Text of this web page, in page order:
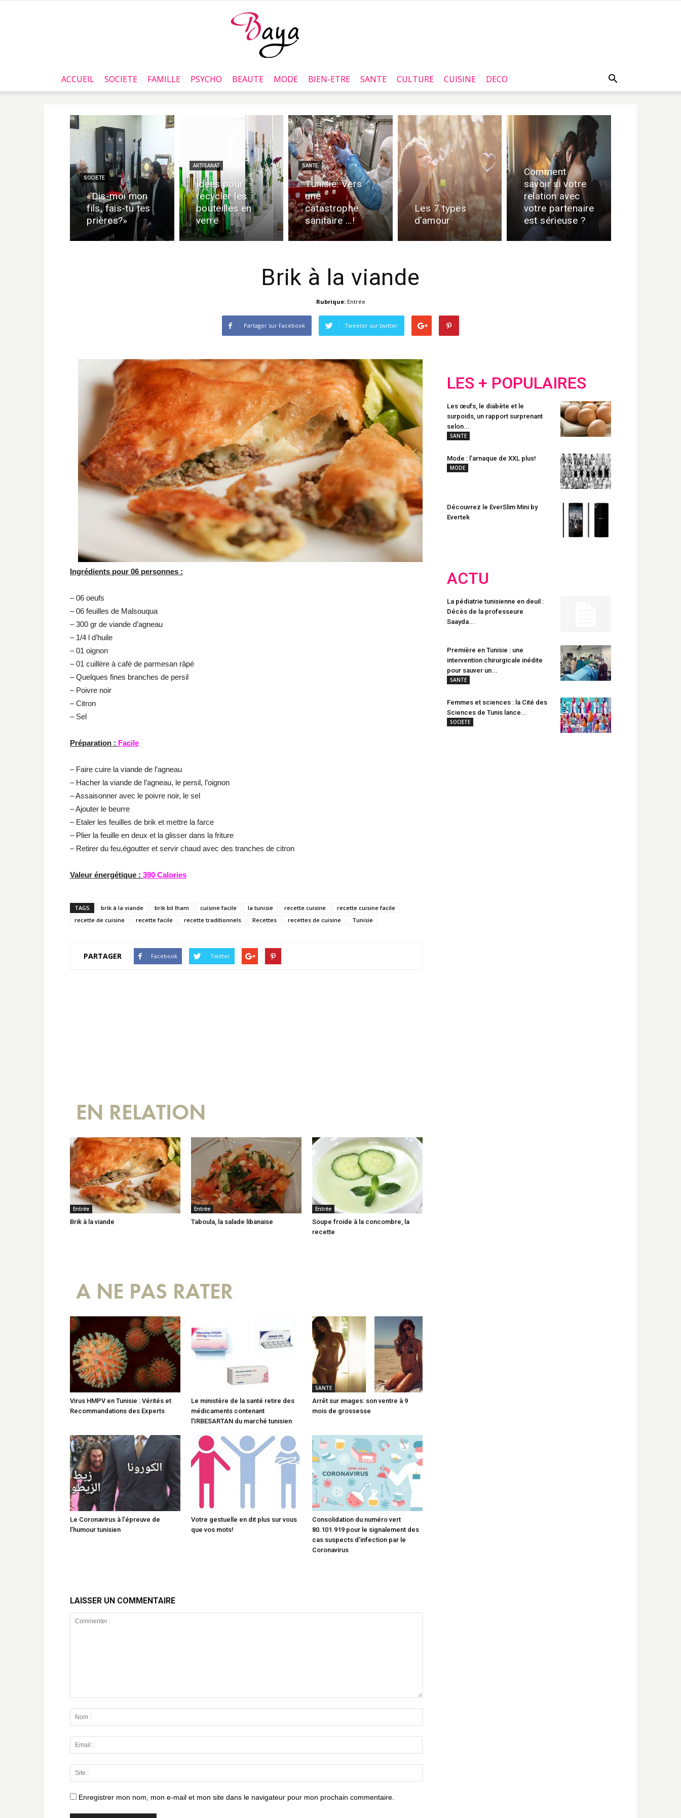
Baya.tn
ACCUEIL SOCIETE FAMILLE PSYCHO BEAUTE MODE BIEN-ETRE SANTE CULTURE CUISINE DECO
SOCIETE
«Dis-moi mon
fils, fais-tu tes
prières?»
ARTISANAT
Idées pour
recycler les
bouteilles en
verre
SANTE
Tunisie: Vers
une
catastrophe
sanitaire …!
Les 7 types
d’amour
Comment
savoir si votre
relation avec
votre partenaire
est sérieuse ?
Brik à la viande
Rubrique: Entrée
Partager sur Facebook Tweeter sur twitter
Ingrédients pour 06 personnes :
– 06 oeufs
– 06 feuilles de Malsouqua
– 300 gr de viande d’agneau
– 1/4 l d’huile
– 01 oignon
– 01 cuillère à café de parmesan râpé
– Quelques fines branches de persil
– Poivre noir
– Citron
– Sel
Préparation : Facile
– Faire cuire la viande de l’agneau
– Hacher la viande de l’agneau, le persil, l’oignon
– Assaisonner avec le poivre noir, le sel
– Ajouter le beurre
– Etaler les feuilles de brik et mettre la farce
– Plier la feuille en deux et la glisser dans la friture
– Retirer du feu,égoutter et servir chaud avec des tranches de citron
Valeur énergétique : 390 Calories
TAGS brik à la viande brik bil lham cuisine facile la tunisie recette cuisine
recette cuisine facile
recette de cuisine
recette facile recette traditionnels Recettes recettes de cuisine Tunisie
PARTAGER Facebook Twitter
EN RELATION
Entrée
Brik à la viande
Entrée
Taboula, la salade libanaise
Entrée
Soupe froide à la concombre, la
recette
A NE PAS RATER
Virus HMPV en Tunisie : Vérités et
Recommandations des Experts
Le ministère de la santé retire des
médicaments contenant
l’IRBESARTAN du marché tunisien
SANTE
Arrêt sur images: son ventre à 9
mois de grossesse
Le Coronavirus à l’épreuve de
l’humour tunisien
Votre gestuelle en dit plus sur vous
que vos mots!
Consolidation du numéro vert
80.101.919 pour le signalement des
cas suspects d’infection par le
Coronavirus
LAISSER UN COMMENTAIRE
Enregistrer mon nom, mon e-mail et mon site dans le navigateur pour mon prochain commentaire.
LES + POPULAIRES
Les œufs, le diabète et le
surpoids, un rapport surprenant
selon...
SANTE
Mode : l’arnaque de XXL plus!
MODE
Découvrez le EverSlim Mini by
Evertek
ACTU
La pédiatrie tunisienne en deuil :
Décès de la professeure
Saayda...
Première en Tunisie : une
intervention chirurgicale inédite
pour sauver un...
SANTE
Femmes et sciences : la Cité des
Sciences de Tunis lance...
SOCIETE